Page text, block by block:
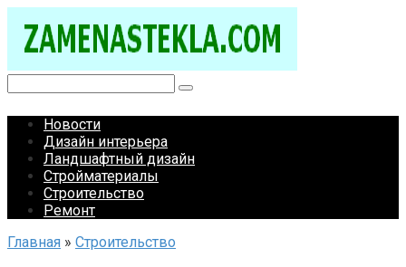
контенту
Новости
Дизайн интерьера
Ландшафтный дизайн
Стройматериалы
Строительство
Ремонт
Главная » Строительство